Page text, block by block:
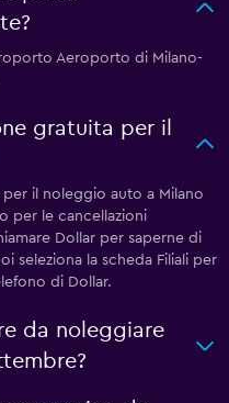
Aeroporto di Milano-
gratuita per il
il noleggio auto a Milano
per le cancellazioni
Dollar per saperne di
seleziona la scheda Filiali per
di Dollar.
da noleggiare